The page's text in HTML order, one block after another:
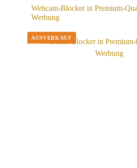
Webcam-Blocker in Premium-
Werbung